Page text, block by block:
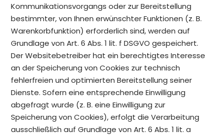
Kommunikationsvorgangs oder zur Bereitstellung
bestimmter, von Ihnen erwünschter Funktionen (z. B.
Warenkorbfunktion) erforderlich sind, werden auf
Grundlage von Art. 6 Abs. 1 lit. f DSGVO gespeichert.
Der Websitebetreiber hat ein berechtigtes Interesse
an der Speicherung von Cookies zur technisch
fehlerfreien und optimierten Bereitstellung seiner
Dienste. Sofern eine entsprechende Einwilligung
abgefragt wurde (z. B. eine Einwilligung zur
Speicherung von Cookies), erfolgt die Verarbeitung
ausschließlich auf Grundlage von Art. 6 Abs. 1 lit. a